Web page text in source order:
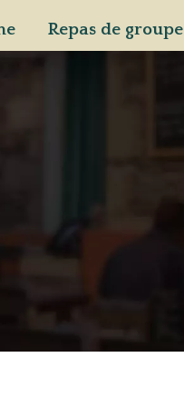
Repas de groupe